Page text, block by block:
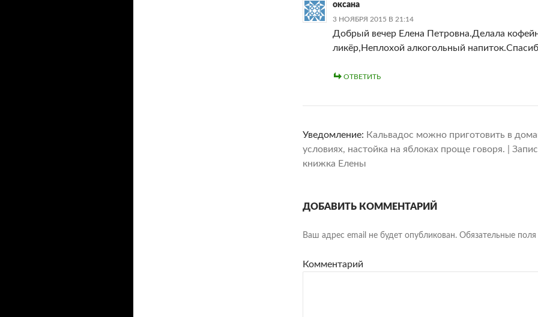
оксана
3 НОЯБРЯ 2015 В 21:14
Добрый вечер Елена Петровна.Делала
ликёр,Неплохой алкогольный
ОТВЕТИТЬ
Уведомление: Кальвадос можно приготовить в
условиях, настойка на яблоках проще говоря. |
книжка Елены
ДОБАВИТЬ КОММЕНТАРИЙ
Ваш адрес email не будет опубликован. Обязательные
Комментарий